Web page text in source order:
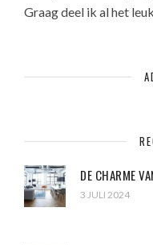
Graag deel ik al het
DE CHARME
3 JULI 2024